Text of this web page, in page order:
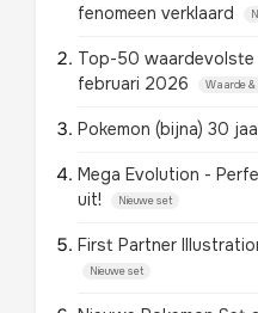
fenomeen verklaard
Top-50 waardevolste
februari 2026
Waarde &
Pokemon (bijna) 30
Mega Evolution -
uit!
Nieuwe set
First Partner
Nieuwe set